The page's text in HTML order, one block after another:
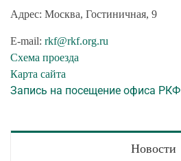
Адрес: Москва, Гостиничная, 9
E-mail: rkf@rkf.org.ru
Схема проезда
Карта сайта
Запись на посещение офиса
Новости